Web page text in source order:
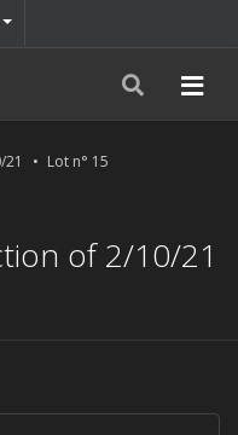
Lot n° 15
of 2/10/21